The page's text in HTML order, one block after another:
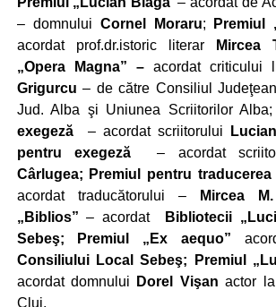
– domnului Cornel Moraru; Premiul
acordat prof.dr.istoric literar
Mircea
„Opera Magna” – acordat criticului
Grigurcu– de către Consiliul
Jud. Alba şi Uniunea Scriitorilor Alba;
exegeză– acordat scriitorului
pentru exegeză – acordat
Cârlugea; Premiul pentru
acordat traducătorului –
Mircea
„Biblios”– acordat
Bibliotecii
Sebeş;
Premiul „Ex aequo”
Consiliului Local Sebeş;
Premiul
acordat domnului
Dorel Vişan actor
Cluj.